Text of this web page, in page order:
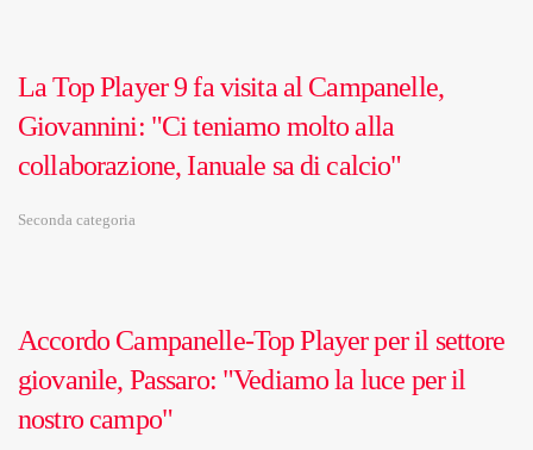
La Top Player 9 fa visita al Campanelle,
Giovannini: "Ci teniamo molto alla
collaborazione, Ianuale sa di calcio"
Seconda categoria
Accordo Campanelle-Top Player per il settore
giovanile, Passaro: "Vediamo la luce per il
nostro campo"